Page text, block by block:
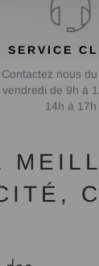
SERVICE
Contactez nous
vendredi de 9h à
14h à 17h